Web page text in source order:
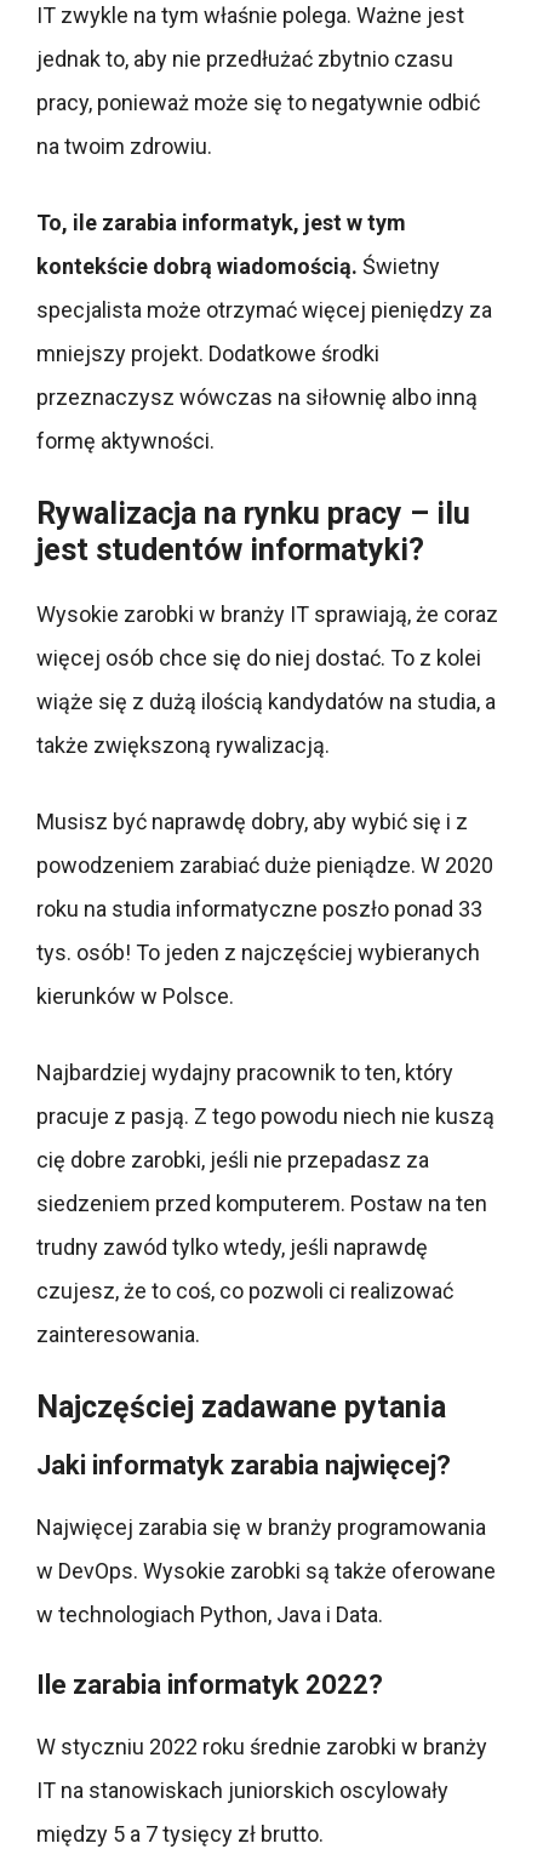
IT zwykle na tym właśnie polega. Ważne jest
jednak to, aby nie przedłużać zbytnio czasu
pracy, ponieważ może się to negatywnie odbić
na twoim zdrowiu.
To, ile zarabia informatyk, jest w tym
kontekście dobrą wiadomością. Świetny
specjalista może otrzymać więcej pieniędzy za
mniejszy projekt. Dodatkowe środki
przeznaczysz wówczas na siłownię albo inną
formę aktywności.
Rywalizacja na rynku pracy – ilu
jest studentów informatyki?
Wysokie zarobki w branży IT sprawiają, że coraz
więcej osób chce się do niej dostać. To z kolei
wiąże się z dużą ilością kandydatów na studia, a
także zwiększoną rywalizacją.
Musisz być naprawdę dobry, aby wybić się i z
powodzeniem zarabiać duże pieniądze. W 2020
roku na studia informatyczne poszło ponad 33
tys. osób! To jeden z najczęściej wybieranych
kierunków w Polsce.
Najbardziej wydajny pracownik to ten, który
pracuje z pasją. Z tego powodu niech nie kuszą
cię dobre zarobki, jeśli nie przepadasz za
siedzeniem przed komputerem. Postaw na ten
trudny zawód tylko wtedy, jeśli naprawdę
czujesz, że to coś, co pozwoli ci realizować
zainteresowania.
Najczęściej zadawane pytania
Jaki informatyk zarabia najwięcej?
Najwięcej zarabia się w branży programowania
w DevOps. Wysokie zarobki są także oferowane
w technologiach Python, Java i Data.
Ile zarabia informatyk 2022?
W styczniu 2022 roku średnie zarobki w branży
IT na stanowiskach juniorskich oscylowały
między 5 a 7 tysięcy zł brutto.